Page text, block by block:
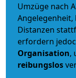
Umzüge nach
Distanzen
erfordern
Organisation,
reibungslos